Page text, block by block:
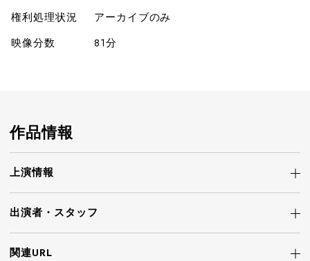
権利処理状況
アーカイブのみ
映像分数
81分
作品情報
上演情報
出演者・ スタッフ
関連URL